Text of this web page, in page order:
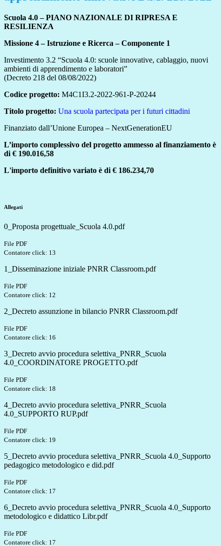
Scuola 4.0 – PIANO NAZIONALE DI RIPRESA E
RESILIENZA
Missione 4 – Istruzione e Ricerca – Componente 1
Investimento 3.2 “Scuola 4.0: scuole innovative, cablaggio, nuovi
ambienti di apprendimento e laboratori”
(Decreto 218 del 08/08/2022)
Codice progetto: M4C1I3.2-2022-961-P-20244
Titolo progetto: Una scuola partecipata per i futuri cittadini
Finanziato dall’Unione Europea – NextGenerationEU
L’importo complessivo del progetto ammesso al finanziamento è
di € 190.016,58
L'importo definitivo variato è di € 186.234,70
Allegati
0_Proposta progettuale_Scuola 4.0.pdf
File PDF
Contatore click: 13
1_Disseminazione iniziale PNRR Classroom.pdf
File PDF
Contatore click: 12
2_Decreto assunzione in bilancio PNRR Classroom.pdf
File PDF
Contatore click: 16
3_Decreto avvio procedura selettiva_PNRR_Scuola
4.0_COORDINATORE PROGETTO.pdf
File PDF
Contatore click: 18
4_Decreto avvio procedura selettiva_PNRR_Scuola
4.0_SUPPORTO RUP.pdf
File PDF
Contatore click: 19
5_Decreto avvio procedura selettiva_PNRR_Scuola 4.0_Supporto
pedagogico metodologico e did.pdf
File PDF
Contatore click: 17
6_Decreto avvio procedura selettiva_PNRR_Scuola 4.0_Supporto
metodologico e didattico Libr.pdf
File PDF
Contatore click: 17